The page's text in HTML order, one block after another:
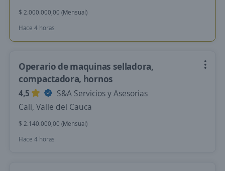
$ 2.000.000,00 (Mensual)
Hace 4 horas
Operario de maquinas selladora,
compactadora, hornos
4,5
S&A Servicios y Asesorias
Cali, Valle del Cauca
$ 2.140.000,00 (Mensual)
Hace 4 horas